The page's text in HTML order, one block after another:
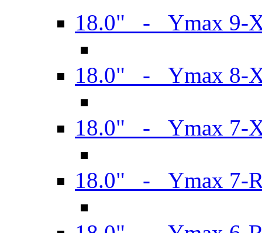
18.0" - Ymax 9-
18.0" - Ymax 8-
18.0" - Ymax 7-
18.0" - Ymax 7-